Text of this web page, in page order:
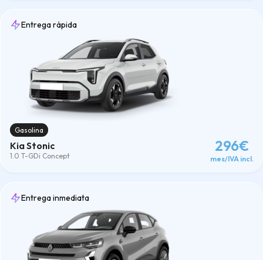
Entrega rápida
Gasolina
Kia Stonic
1.0 T-GDi Concept
296€
mes/IVA incl.
Entrega inmediata